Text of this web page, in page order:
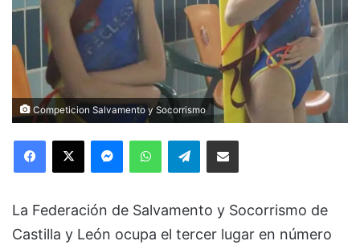
Competicion Salvamento y Socorrismo
Facebook
X MessengerWhatsAppTelegramCompartir via Email
La Federación de Salvamento y Socorrismo de
Castilla y León ocupa el tercer lugar en número